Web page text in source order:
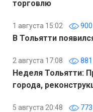
торговлю
1 августа 15:02 900
В Тольятти
2 августа 17:08 881
Неделя Тольятти:
города,
5 августа 20:48 773